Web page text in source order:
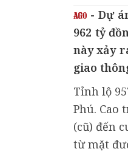
- Dự
962 tỷ
này xảy
giao
Tỉnh lộ
Phú.
(cũ) đến
từ mặt